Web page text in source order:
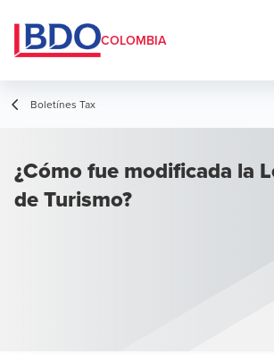
COLOMBIA
Boletínes Tax
¿Cómo fue modificada la
de Turismo?